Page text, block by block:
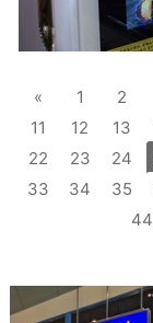
« 1 2
11
12 13
22
23 24
33
34 35
44